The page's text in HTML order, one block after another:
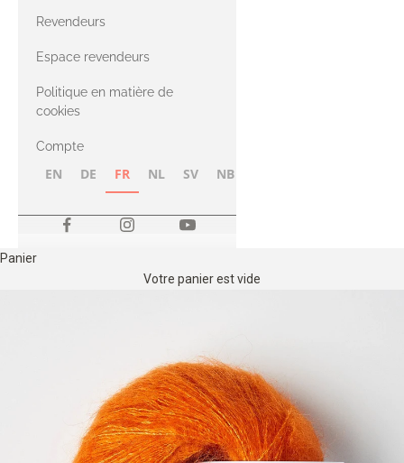
Compatible
avec le fil Merino
avec le fil Heavy
Revendeurs
Espace revendeurs
Politique en matière de
cookies
Compte
EN DE FR NL SV NB
Panier
Votre panier est vide